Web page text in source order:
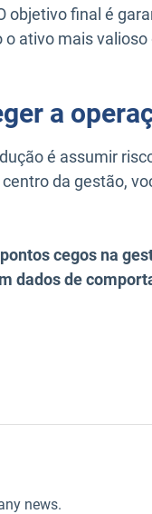
objetivo final é
ativo mais valioso
a
é assumir
da gestão,
cegos na
dados de
news.